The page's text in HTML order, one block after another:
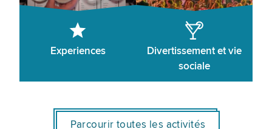
Experiences
Divertissement et vie
sociale
Parcourir toutes les activités